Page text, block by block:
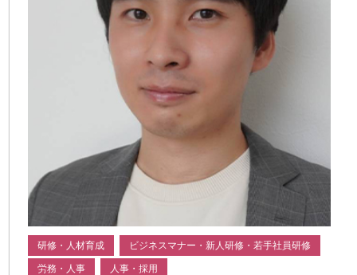
研修・人材育成 ビジネスマナー・新人研修・若手社員研修
労務・人事 人事・採用